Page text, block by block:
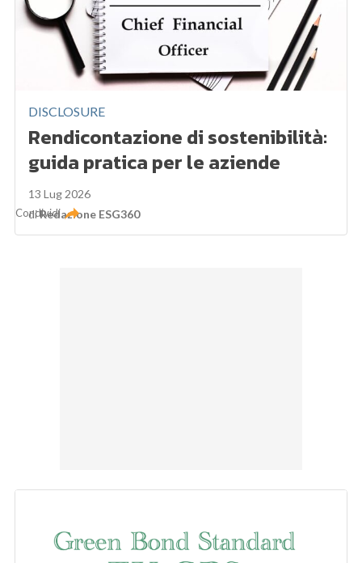
DISCLOSURE
Rendicontazione di sostenibilità:
guida pratica per le aziende
13 Lug 2026
diRedazione ESG360
Condividi